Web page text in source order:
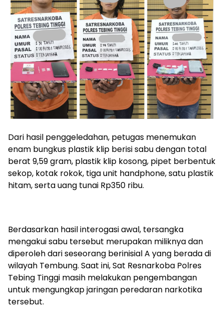
Dari hasil penggeledahan, petugas menemukan
enam bungkus plastik klip berisi sabu dengan total
berat 9,59 gram, plastik klip kosong, pipet berbentuk
sekop, kotak rokok, tiga unit handphone, satu plastik
hitam, serta uang tunai Rp350 ribu.
Berdasarkan hasil interogasi awal, tersangka
mengakui sabu tersebut merupakan miliknya dan
diperoleh dari seseorang berinisial A yang berada di
wilayah Tembung. Saat ini, Sat Resnarkoba Polres
Tebing Tinggi masih melakukan pengembangan
untuk mengungkap jaringan peredaran narkotika
tersebut.